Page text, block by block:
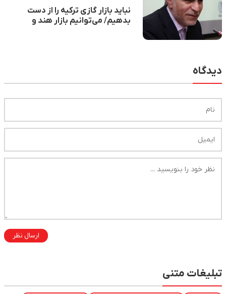
نباید بازار گازی ترکیه را از دست
بدهیم/ می‌توانیم بازار هند و
دیدگاه
ارسال نظر
تبلیغات متنی